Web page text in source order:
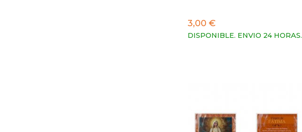
3,00 €
DISPONIBLE. ENVIO 24 HORAS.